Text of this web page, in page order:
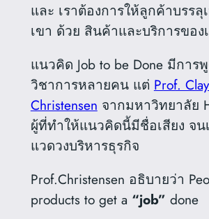
และ เราต้องการให้ลูกค้าบรร
เขา ด้วย สินค้าและบริการของ
แนวคิด Job to be Done มีการ
วิชาการหลายคน แต่ Prof.
Christensen จากมหาวิทยาลัย
ผู้ที่ทำให้แนวคิดนี้มีชื่อเสียง จน
แวดวงบริหารธุรกิจ
Prof.Christensen อธิบายว่า
products to get a “job” done